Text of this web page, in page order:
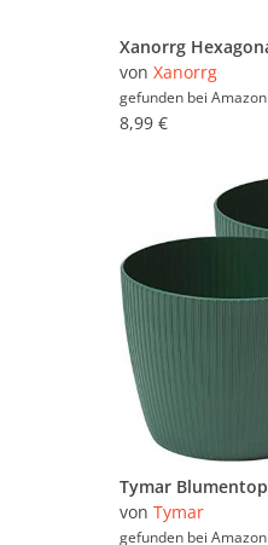
von Xanorrg
gefunden bei Amazon
8,99 €
von Tymar
gefunden bei Amazon